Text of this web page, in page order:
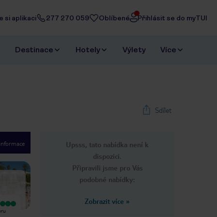
si aplikaci 277 270 059 Oblíbené Přihlásit se do myTUI
Destinace Hotely Výlety Více
Sdílet
Upsss, tato nabídka není k
dispozici.
Připravili jsme pro Vás
podobné nabídky:
Zobrazit více »
Next slide
1/ 29
Vyjímečný